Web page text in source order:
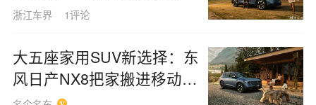
浙江车界 1评论
大五座家用SUV新选择：东
风日产NX8把家搬进移动大
平层